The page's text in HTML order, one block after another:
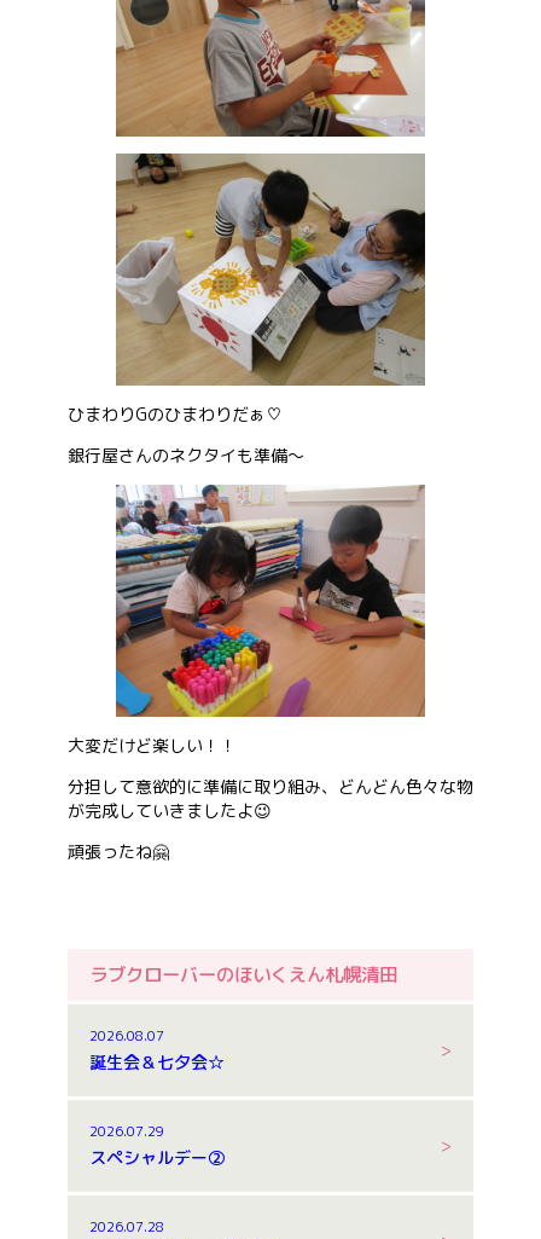
ひまわりGのひまわりだぁ♡
銀行屋さんのネクタイも準備～
大変だけど楽しい！！
分担して意欲的に準備に取り組み、どんどん色々な物
が完成していきましたよ😉
頑張ったね🤗
ラブクローバーのほいくえん札幌清田
2026.08.07
誕生会＆七夕会☆
2026.07.29
スペシャルデー②
2026.07.28